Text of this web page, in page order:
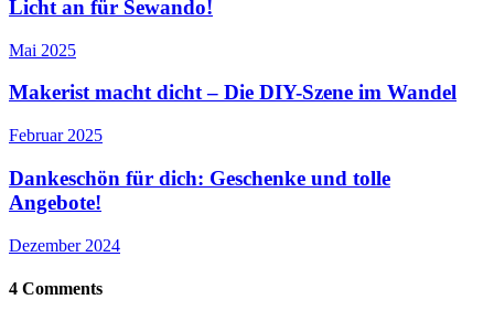
Licht an für Sewando!
Mai 2025
Makerist macht dicht – Die DIY-Szene im Wandel
Februar 2025
Dankeschön für dich: Geschenke und tolle
Angebote!
Dezember 2024
4 Comments